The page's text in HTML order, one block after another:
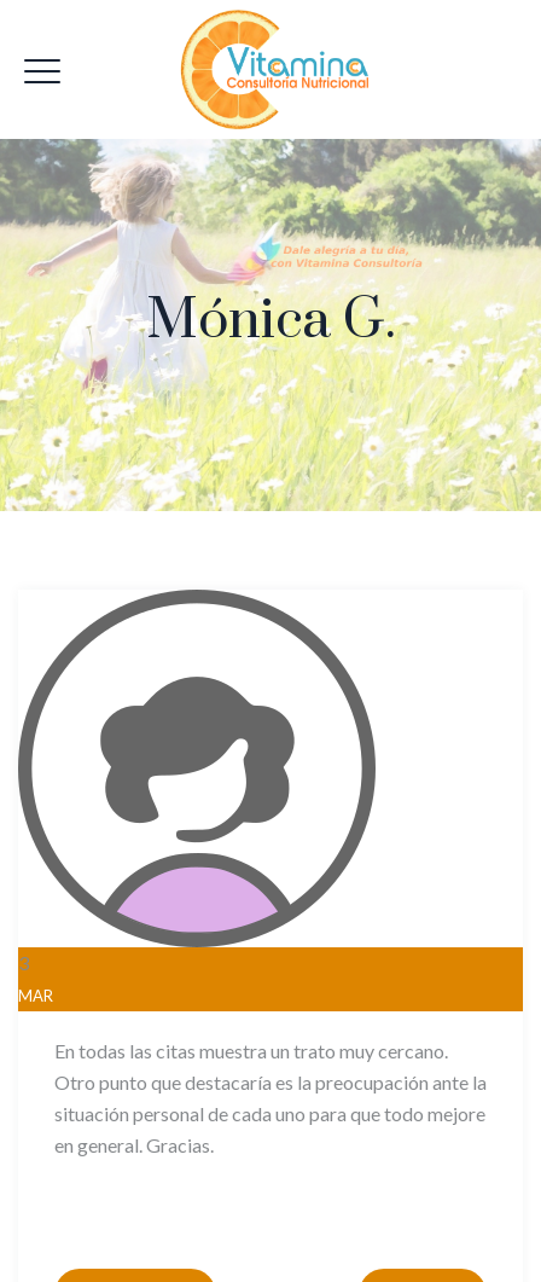
Mónica G.
3
MAR
En todas las citas muestra un trato muy cercano.
Otro punto que destacaría es la preocupación ante la
situación personal de cada uno para que todo mejore
en general. Gracias.